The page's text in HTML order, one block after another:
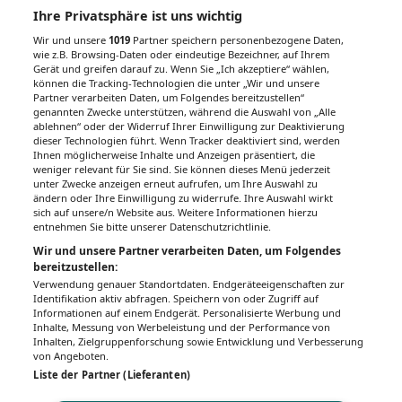
Links & Downloads
Information
Anmeldung
Nächste Veranstaltung
IMPRESSUM DATENSCHUTZ BAFG NUTZUNGSBEDINGUNGEN
MEDIADATEN & TARIFE
© 2026Gesund.at– All rights reserved – Patientenwissen:
Ihre Privatsphäre ist uns wichtig
Wir und unsere1019 Partner speichern personenbezogene Daten,
wie z.B. Browsing-Daten oder eindeutige Bezeichner, auf Ihrem
Gerät und greifen darauf zu. Wenn Sie „Ich akzeptiere“ wählen,
können die Tracking-Technologien die unter „Wir und unsere
Partner verarbeiten Daten, um Folgendes bereitzustellen“
genannten Zwecke unterstützen, während die Auswahl von „Alle
ablehnen“ oder der Widerruf Ihrer Einwilligung zur Deaktivierung
dieser Technologien führt. Wenn Tracker deaktiviert sind, werden
Ihnen möglicherweise Inhalte und Anzeigen präsentiert, die
weniger relevant für Sie sind. Sie können dieses Menü jederzeit
unter Zwecke anzeigen erneut aufrufen, um Ihre Auswahl zu
ändern oder Ihre Einwilligung zu widerrufe. Ihre Auswahl wirkt
sich auf unsere/n Website aus. Weitere Informationen hierzu
entnehmen Sie bitte unserer Datenschutzrichtlinie.
Wir und unsere Partner verarbeiten Daten, um Folgendes
bereitzustellen:
Verwendung genauer Standortdaten. Endgeräteeigenschaften zur
Identifikation aktiv abfragen. Speichern von oder Zugriff auf
Informationen auf einem Endgerät. Personalisierte Werbung und
Inhalte, Messung von Werbeleistung und der Performance von
Inhalten, Zielgruppenforschung sowie Entwicklung und Verbesserung
von Angeboten.
Liste der Partner (Lieferanten)
Kostenlos abonnieren